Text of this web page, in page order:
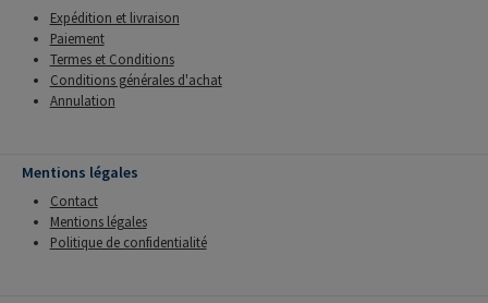
Expédition et livraison
Paiement
Termes et Conditions
Conditions générales d'achat
Annulation
Mentions légales
Contact
Mentions légales
Politique de confidentialité